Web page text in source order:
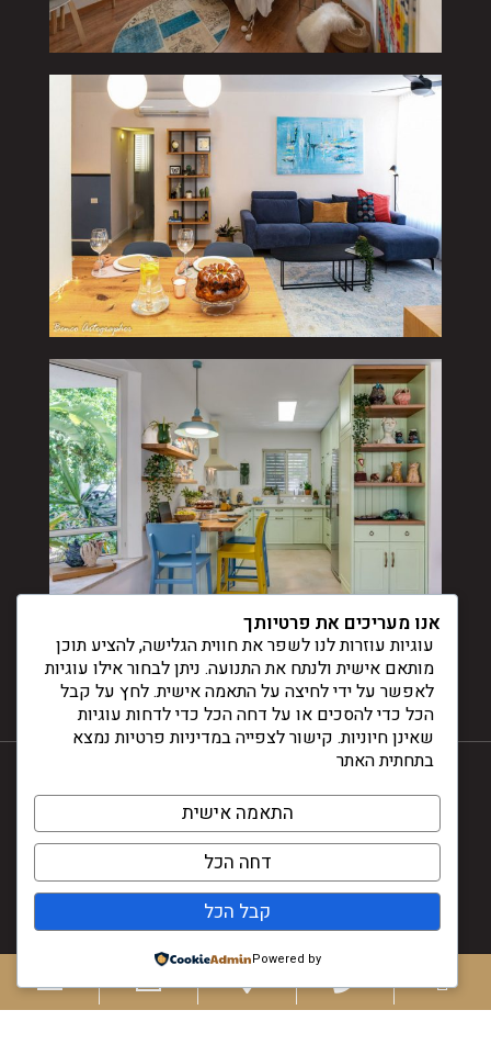
© דינלה 2024
עיצוב ובניית אתרים -
אנו מעריכים את פרטיותך
עוגיות עוזרות לנו לשפר את חווית הגלישה, להציע תוכן
מותאם אישית ולנתח את התנועה. ניתן לבחור אילו עוגיות
לאפשר על ידי לחיצה על התאמה אישית. לחץ על קבל
הכל כדי להסכים או על דחה הכל כדי לדחות עוגיות
שאינן חיוניות. קישור לצפייה במדיניות פרטיות נמצא
בתחתית האתר
התאמה אישית
דחה הכל
קבל הכל
Powered by